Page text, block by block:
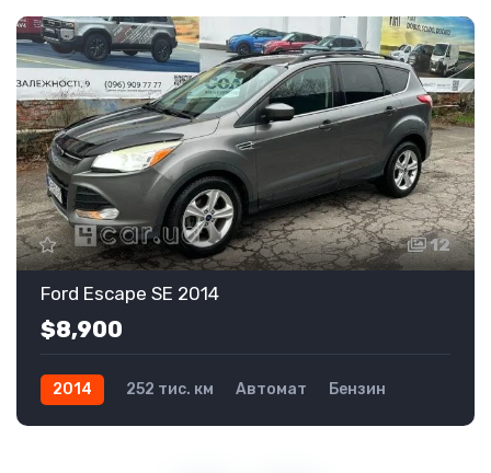
12
Ford Escape SE 2014
$8,900
2014 252 тис. км Автомат
Бензин